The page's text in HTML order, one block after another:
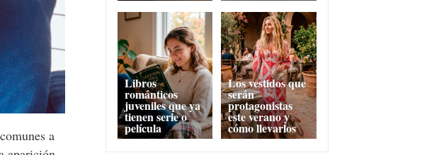
a
Libros
románticos
juveniles que ya
tienen serie o
película
Los vestidos que
serán
protagonistas
este verano y
cómo llevarlos